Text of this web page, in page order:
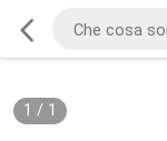
1 / 1